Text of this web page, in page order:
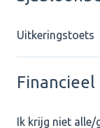
Uitkeringstoets
Ik krijg niet alle/